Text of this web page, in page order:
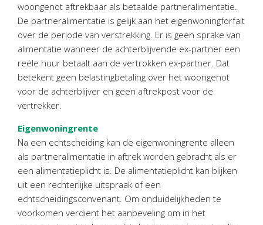
Contact
Avanti Online
Twinfield – Boekhouden
BaseCone – Facturen
Visionplanner – Rapportage
Klantenportaal – Online dossiers
Online Salaris – Salarissen
Nextens-Accorderen aangiften
woongenot aftrekbaar als betaalde partneralimentatie.
De partneralimentatie is gelijk aan het eigenwoningforfait
over de periode van verstrekking. Er is geen sprake van
alimentatie wanneer de achterblijvende ex-partner een
reële huur betaalt aan de vertrokken ex‑partner. Dat
betekent geen belastingbetaling over het woongenot
voor de achterblijver en geen aftrekpost voor de
vertrekker.
Eigenwoningrente
Na een echtscheiding kan de eigenwoningrente alleen
als partneralimentatie in aftrek worden gebracht als er
een alimentatieplicht is. De alimentatieplicht kan blijken
uit een rechterlijke uitspraak of een
echtscheidingsconvenant. Om onduidelijkheden te
voorkomen verdient het aanbeveling om in het